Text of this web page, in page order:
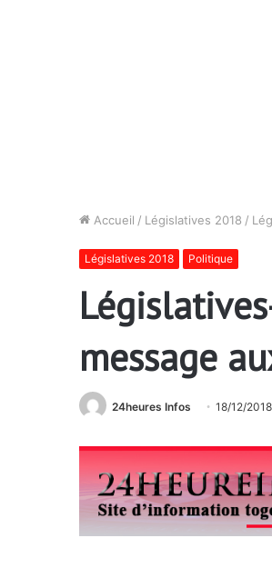
Accueil / Législatives 2018 /
Législatives 2018 Politique
message
24heures Infos 18/12/2018